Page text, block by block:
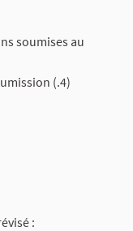
soumises au
(.4)
: